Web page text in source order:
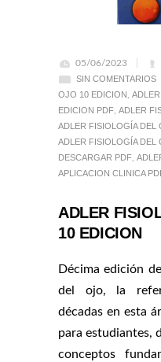
05/06/2023
SIN COMENTARIOS
OJO 10 EDICION
EDICION PDF ADLER
ADLER FISIOLOGÍA DEL
ADLER FISIOLOGÍA DEL
DESCARGAR PDF
APLICACION CLINICA
ADLER
10 EDICION
Décima edición
del ojo, la
décadas en esta
para estudiantes,
conceptos